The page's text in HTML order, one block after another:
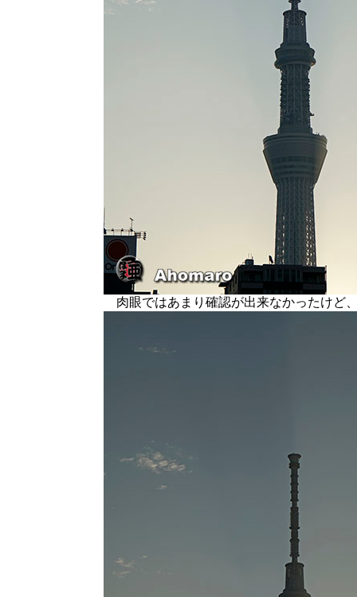
肉眼ではあまり確認が出来なかったけど